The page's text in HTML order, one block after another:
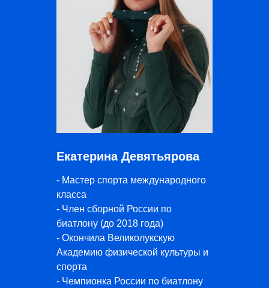
Екатерина Девятьярова
- Мастер спорта международного
класса
- Член сборной России по
биатлону (до 2018 года)
- Окончила Великолукскую
Академию физической культуры и
спорта
- Чемпионка России по биатлону